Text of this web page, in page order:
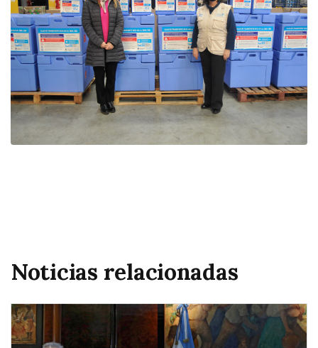
Noticias relacionadas